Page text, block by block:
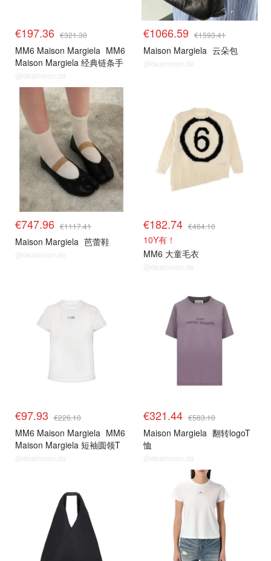
€197.36 €321.30
MM6 Maison Margiela MM6
Maison Margiela 经典链条手
链
@dealmoon.de
€1066.59 €1593.41
Maison Margiela 云朵包
@dealmoon.de
€747.96 €1117.41
Maison Margiela 芭蕾鞋
@dealmoon.de
€182.74 €464.10
10Y有！
MM6 大童毛衣
@dealmoon.de
€97.93 €226.10
MM6 Maison Margiela MM6
Maison Margiela 短袖圆领T
恤
@dealmoon.de
€321.44 €583.10
Maison Margiela 翻转logoT
恤
@dealmoon.de